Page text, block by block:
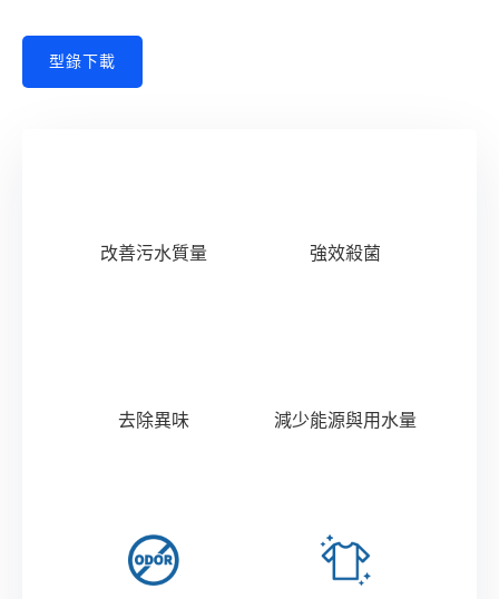
型錄下載
改善污水質量
去除異味
強效殺菌
減少能源與用水量